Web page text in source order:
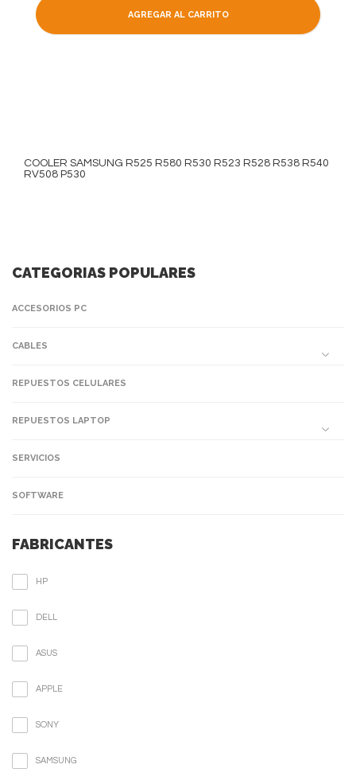
AGREGAR AL CARRITO
COOLER SAMSUNG R525 R580 R530 R523 R528 R538 R540
RV508 P530
CATEGORIAS POPULARES
ACCESORIOS PC
CABLES
REPUESTOS CELULARES
REPUESTOS LAPTOP
SERVICIOS
SOFTWARE
FABRICANTES
HP
DELL
ASUS
APPLE
SONY
SAMSUNG